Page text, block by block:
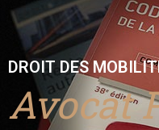
DROIT DES
Avocat